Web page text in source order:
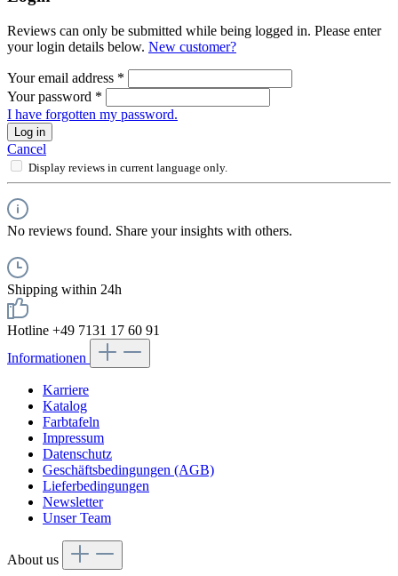
Reviews can only be submitted while being logged in. Please enter
your login details below. New customer?
Your email address *
Your password *
I have forgotten my password.
Log in
Cancel
Display reviews in current language only.
No reviews found. Share your insights with others.
Shipping within 24h
Hotline +49 7131 17 60 91
Informationen
Karriere
Katalog
Farbtafeln
Impressum
Datenschutz
Geschäftsbedingungen (AGB)
Lieferbedingungen
Newsletter
Unser Team
About us